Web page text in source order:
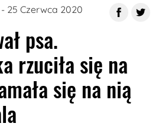
- 25 Czerwca 2020
psa.
rzuciła się na
się na nią